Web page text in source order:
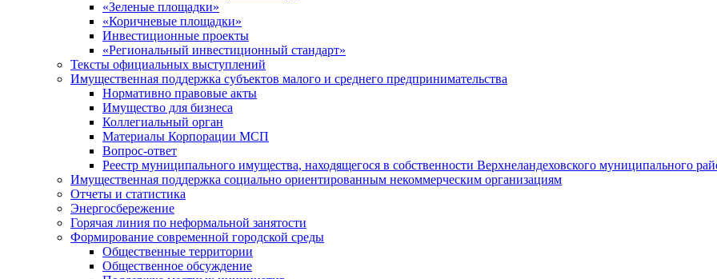
«Зеленые площадки»
«Коричневые площадки»
Инвестиционные проекты
«Региональный инвестиционный стандарт»
Тексты официальных выступлений
Имущественная поддержка субъектов малого и среднего предпринимательства
Нормативно правовые акты
Имущество для бизнеса
Коллегиальный орган
Материалы Корпорации МСП
Вопрос-ответ
Реестр муниципального имущества, находящегося в собственности Верхнеландеховского муниципального
Имущественная поддержка социально ориентированным некоммерческим организациям
Отчеты и статистика
Энергосбережение
Горячая линия по неформальной занятости
Формирование современной городской среды
Общественные территории
Общественное обсуждение